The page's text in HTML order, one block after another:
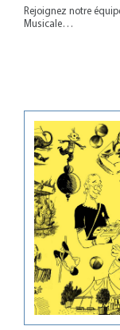
Rejoignez notre
Musicale…